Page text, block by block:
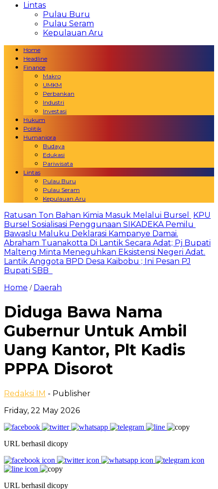
Lintas
Pulau Buru
Pulau Seram
Kepulauan Aru
Home
Headline
Finance
Makro
UMKM
Perbankan
Industri
Investasi
Hukum
Politik
Humaniora
Budaya
Edukasi
Pariwisata
Lintas
Pulau Buru
Pulau Seram
Kepulauan Aru
Ratusan Ton Bahan Kimia Masuk Melalui Bursel
KPU
Bursel Sosialisasi Penggunaan SIKADEKA Pemilu
Bawaslu Maluku Deklarasi Kampanye Damai.
Abraham Tuanakotta Di Lantik Secara Adat; Pj Bupati
Malteng Minta Meneguhkan Eksistensi Negeri Adat.
Lantik Anggota BPD Desa Kaibobu ; Ini Pesan PJ
Bupati SBB
Home / Daerah
Diduga Bawa Nama
Gubernur Untuk Ambil
Uang Kantor, Plt Kadis
PPPA Disorot
Redaksi IM - Publisher
Friday, 22 May 2026
URL berhasil dicopy
URL berhasil dicopy